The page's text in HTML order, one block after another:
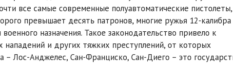
все самые современные полуавтоматические
превышает десять патронов, многие ружья 12-
назначения. Такое законодательство привело к
нападений и других тяжких преступлений, от которых
Лос-Анджелес, Сан-Франциско, Сан-Диего – это